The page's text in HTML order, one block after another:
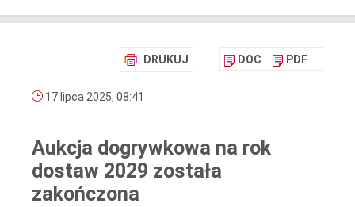
DRUKUJ DOC PDF
17 lipca 2025, 08:41
Aukcja dogrywkowa na rok
dostaw 2029 została
zakończona